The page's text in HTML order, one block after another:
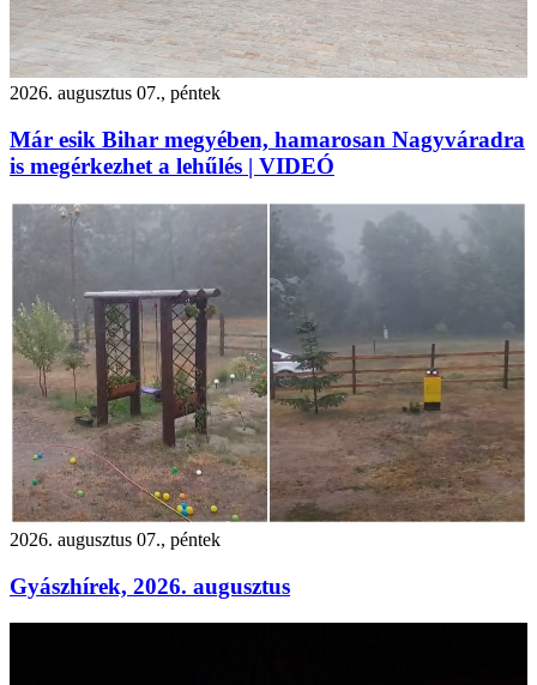
2026. augusztus 07., péntek
Már esik Bihar megyében, hamarosan Nagyváradra
is megérkezhet a lehűlés | VIDEÓ
2026. augusztus 07., péntek
Gyászhírek, 2026. augusztus